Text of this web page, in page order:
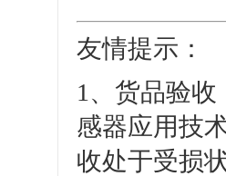
友情提示：
1、货品验
感器应用技
收处于受损